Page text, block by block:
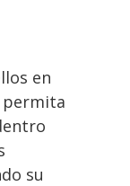
en
permita
su